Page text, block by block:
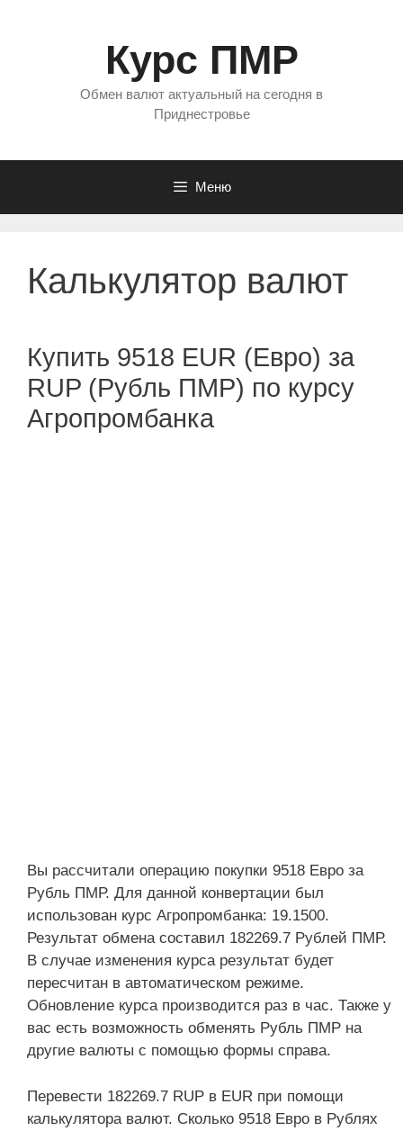
Курс ПМР
Обмен валют актуальный на сегодня в
Приднестровье
Меню
Калькулятор валют
Купить 9518 EUR (Евро) за
RUP (Рубль ПМР) по курсу
Агропромбанка
Вы рассчитали операцию покупки 9518 Евро за
Рубль ПМР. Для данной конвертации был
использован курс Агропромбанка: 19.1500.
Результат обмена составил 182269.7 Рублей ПМР.
В случае изменения курса результат будет
пересчитан в автоматическом режиме.
Обновление курса производится раз в час. Также у
вас есть возможность обменять Рубль ПМР на
другие валюты с помощью формы справа.
Перевести 182269.7 RUP в EUR при помощи
калькулятора валют. Сколько 9518 Евро в Рублях